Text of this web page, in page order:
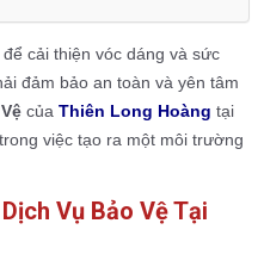
cải thiện vóc dáng và sức
đảm bảo an toàn và yên tâm
của Thiên Long Hoàng tại
việc tạo ra một môi trường
Vụ Bảo Vệ Tại